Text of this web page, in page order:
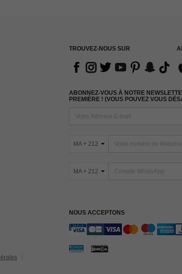
TROUVEZ-NOUS SUR
ABONNEZ-VOUS À NOTRE
PREMIÈRE ! (VOUS POUVEZ VOUS
MA + 212
MA + 212
NOUS ACCEPTONS